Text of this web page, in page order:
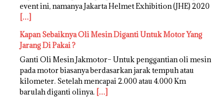
event ini, namanya Jakarta Helmet Exhibition (JHE) 2020
[…]
Kapan Sebaiknya Oli Mesin Diganti Untuk Motor Yang
Jarang Di Pakai ?
Ganti Oli Mesin Jakmotor– Untuk penggantian oli mesin
pada motor biasanya berdasarkan jarak tempuh atau
kilometer. Setelah mencapai 2.000 atau 4.000 Km
barulah diganti olinya. […]